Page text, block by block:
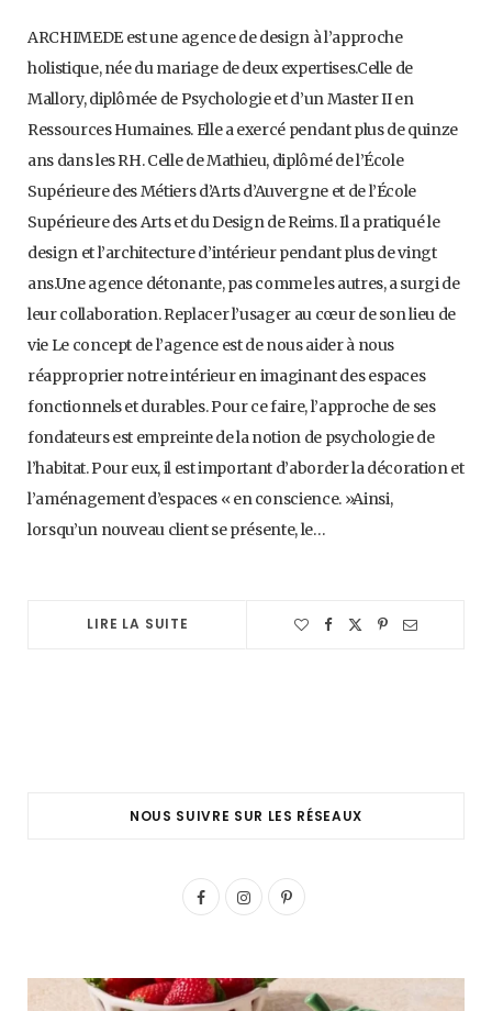
ARCHIMEDE est une agence de design à l’approche
holistique, née du mariage de deux expertises.Celle de
Mallory, diplômée de Psychologie et d’un Master II en
Ressources Humaines. Elle a exercé pendant plus de quinze
ans dans les RH. Celle de Mathieu, diplômé de l’École
Supérieure des Métiers d’Arts d’Auvergne et de l’École
Supérieure des Arts et du Design de Reims. Il a pratiqué le
design et l’architecture d’intérieur pendant plus de vingt
ans.Une agence détonante, pas comme les autres, a surgi de
leur collaboration. Replacer l’usager au cœur de son lieu de
vie Le concept de l’agence est de nous aider à nous
réapproprier notre intérieur en imaginant des espaces
fonctionnels et durables. Pour ce faire, l’approche de ses
fondateurs est empreinte de la notion de psychologie de
l’habitat. Pour eux, il est important d’aborder la décoration et
l’aménagement d’espaces « en conscience. »Ainsi,
lorsqu’un nouveau client se présente, le…
LIRE LA SUITE
NOUS SUIVRE SUR LES RÉSEAUX
F
I
P